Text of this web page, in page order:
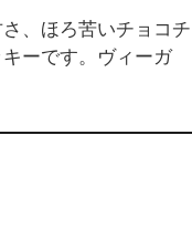
、ほろ苦いチョコチ
ーです。ヴィーガ